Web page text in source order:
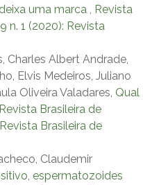
uma marca , Revista
n. 1 (2020): Revista
Charles Albert Andrade,
Elvis Medeiros, Juliano
Oliveira Valadares, Qual
Revista Brasileira de
Brasileira de
Claudemir
espermatozoides